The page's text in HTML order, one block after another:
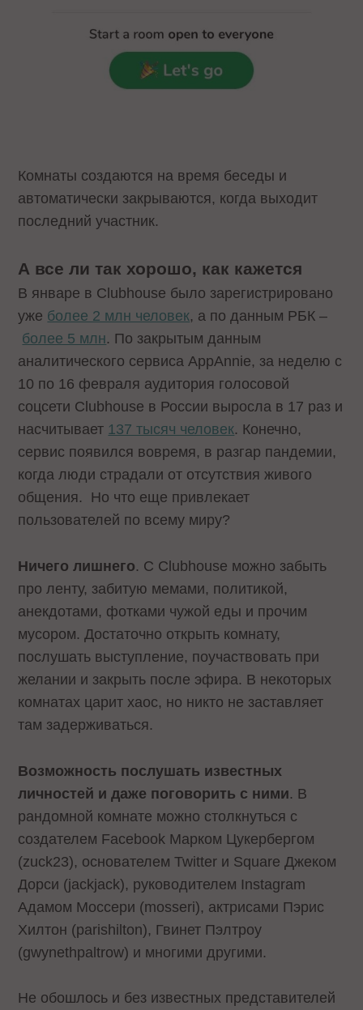
Комнаты создаются на время беседы и
автоматически закрываются, когда выходит
последний участник.
А все ли так хорошо, как кажется
В январе в Clubhouse было зарегистрировано
уже более 2 млн человек, а по данным РБК –
более 5 млн. По закрытым данным
аналитического сервиса AppAnnie, за неделю с
10 по 16 февраля аудитория голосовой
соцсети Clubhouse в России выросла в 17 раз и
насчитывает 137 тысяч человек. Конечно,
сервис появился вовремя, в разгар пандемии,
когда люди страдали от отсутствия живого
общения. Но что еще привлекает
пользователей по всему миру?
Ничего лишнего. С Clubhouse можно забыть
про ленту, забитую мемами, политикой,
анекдотами, фотками чужой еды и прочим
мусором. Достаточно открыть комнату,
послушать выступление, поучаствовать при
желании и закрыть после эфира. В некоторых
комнатах царит хаос, но никто не заставляет
там задерживаться.
Возможность послушать известных
личностей и даже поговорить с ними. В
рандомной комнате можно столкнуться с
создателем Facebook Марком Цукербергом
(zuck23), основателем Twitter и Square Джеком
Дорси (jackjack), руководителем Instagram
Адамом Моссери (mosseri), актрисами Пэрис
Хилтон (parishilton), Гвинет Пэлтроу
(gwynethpaltrow) и многими другими.
Не обошлось и без известных представителей